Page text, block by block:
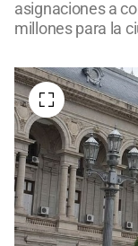
asignaciones a
millones para la